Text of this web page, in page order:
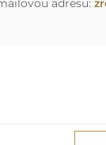
adresu: